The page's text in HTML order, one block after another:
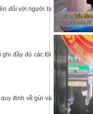
đối với người bị
đầy đủ các tội
quy định về gửi và